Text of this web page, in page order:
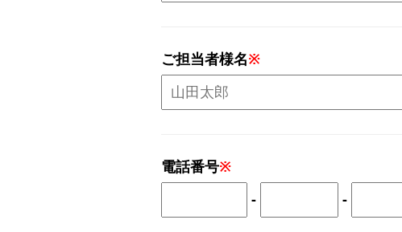
ご担当者様名※
電話番号※
-
-